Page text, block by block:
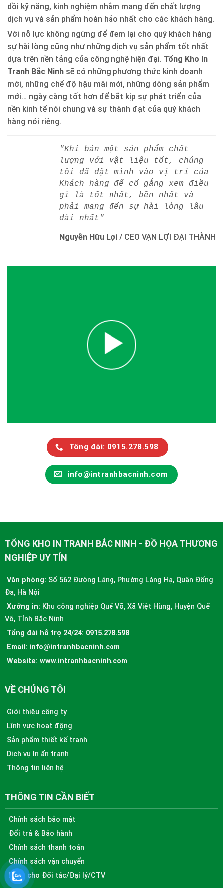
dồi kỹ năng, kinh nghiệm nhằm mang đến chất lượng
dịch vụ và sản phẩm hoàn hảo nhất cho các khách hàng.
Với nỗ lực không ngừng để đem lại cho quý khách hàng
sự hài lòng cũng như những dịch vụ sản phẩm tốt nhất
dựa trên nền tảng của công nghệ hiện đại. Tổng Kho In
Tranh Bắc Ninh sẽ có những phương thức kinh doanh
mới, những chế độ hậu mãi mới, những dòng sản phẩm
mới… ngày càng tốt hơn để bắt kịp sự phát triển của
nền kinh tế nói chung và sự thành đạt của quý khách
hàng nói riêng.
"Khi bán một sản phẩm chất
lượng với vật liệu tốt, chúng
tôi đã đặt mình vào vị trí của
Khách hàng để cố gắng xem điều
gì là tốt nhất, bền nhất và
phải mang đến sự hài lòng lâu
dài nhất"
Nguyễn Hữu Lợi / CEO VẠN LỢI ĐẠI THÀNH
Tổng đài: 0915.278.598
info@intranhbacninh.com
TỔNG KHO IN TRANH BẮC NINH - ĐỒ HỌA THƯƠNG
NGHIỆP UY TÍN
Văn phòng: Số 562 Đường Láng, Phường Láng Hạ, Quận Đống
Đa, Hà Nội
Xưởng in: Khu công nghiệp Quế Võ, Xã Việt Hùng, Huyện Quế
Võ, Tỉnh Bắc Ninh
Tổng đài hỗ trợ 24/24: 0915.278.598
Email: info@intranhbacninh.com
Website: www.intranhbacninh.com
VỀ CHÚNG TÔI
Giới thiệu công ty
Lĩnh vực hoạt động
Sản phẩm thiết kế tranh
Dịch vụ In ấn tranh
Thông tin liên hệ
THÔNG TIN CẦN BIẾT
Chính sách bảo mật
Đổi trả & Bảo hành
Chính sách thanh toán
Chính sách vận chuyển
Dành cho Đối tác/Đại lý/CTV